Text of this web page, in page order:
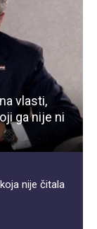
vlasti,
ga nije ni
nije čitala